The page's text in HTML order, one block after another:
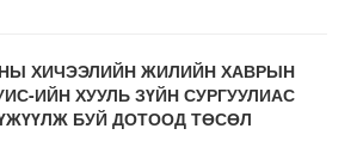
ХИЧЭЭЛИЙН ЖИЛИЙН ХАВРЫН
ИЙН ХУУЛЬ ЗҮЙН СУРГУУЛИАС
БУЙ ДОТООД ТӨСӨЛ